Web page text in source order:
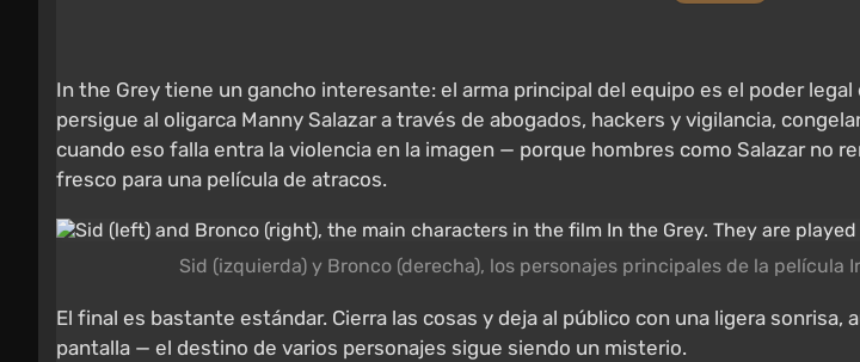
In the Grey tiene un gancho interesante: el arma principal del equipo es el poder
persigue al oligarca Manny Salazar a través de abogados, hackers y vigilancia,
cuando eso falla entra la violencia en la imagen — porque hombres como Salazar no
fresco para una película de atracos.
Sid (izquierda) y Bronco (derecha), los personajes principales de la
El final es bastante estándar. Cierra las cosas y deja al público con una ligera
pantalla — el destino de varios personajes sigue siendo un misterio.